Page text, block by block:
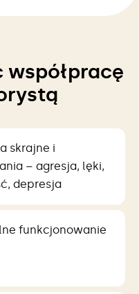
współpracę
skrajne i
– agresja, lęki,
depresja
funkcjonowanie